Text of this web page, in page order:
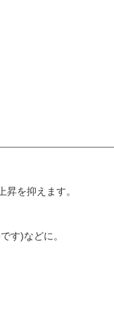
を抑えます。
す)などに。